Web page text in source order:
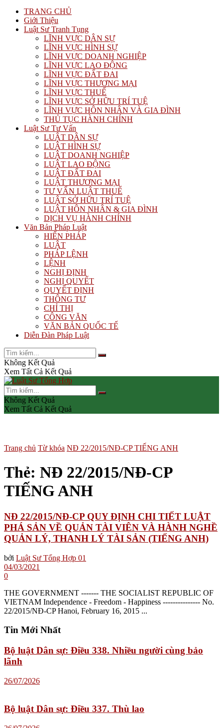
TRANG CHỦ
Giới Thiệu
Luật Sư Tranh Tụng
LĨNH VỰC DÂN SỰ
LĨNH VỰC HÌNH SỰ
LĨNH VỰC DOANH NGHIỆP
LĨNH VỰC LAO ĐỘNG
LĨNH VỰC ĐẤT ĐAI
LĨNH VỰC THƯƠNG MẠI
LĨNH VỰC THUẾ
LĨNH VỰC SỞ HỮU TRÍ TUỆ
LĨNH VỰC HÔN NHÂN VÀ GIA ĐÌNH
THỦ TỤC HÀNH CHÍNH
Luật Sư Tư Vấn
LUẬT DÂN SỰ
LUẬT HÌNH SỰ
LUẬT DOANH NGHIỆP
LUẬT LAO ĐỘNG
LUẬT ĐẤT ĐAI
LUẬT THƯƠNG MẠI
TƯ VẤN LUẬT THUẾ
LUẬT SỞ HỮU TRÍ TUỆ
LUẬT HÔN NHÂN & GIA ĐÌNH
DỊCH VỤ HÀNH CHÍNH
Văn Bản Pháp Luật
HIẾN PHÁP
LUẬT
PHÁP LỆNH
LỆNH
NGHỊ ĐỊNH
NGHỊ QUYẾT
QUYẾT ĐỊNH
THÔNG TƯ
CHỈ THỊ
CÔNG VĂN
VĂN BẢN QUỐC TẾ
Diễn Đàn Pháp Luật
Không Kết Quả
Xem Tất Cả Kết Quả
Không Kết Quả
Xem Tất Cả Kết Quả
Trang chủ Từ khóa NĐ 22/2015/NĐ-CP TIẾNG ANH
Thẻ: NĐ 22/2015/NĐ-CP
TIẾNG ANH
NĐ 22/2015/NĐ-CP QUY ĐỊNH CHI TIẾT LUẬT
PHÁ SẢN VỀ QUẢN TÀI VIÊN VÀ HÀNH NGHỀ
QUẢN LÝ, THANH LÝ TÀI SẢN (TIẾNG ANH)
bởi Luật Sư Tổng Hợp 01
04/03/2021
0
THE GOVERNMENT ------- THE SOCIALIST REPUBLIC OF
VIETNAM Independence - Freedom - Happiness --------------- No.
22/2015/NĐ-CP Hanoi, February 16, 2015 ...
Tin Mới Nhất
Bộ luật Dân sự: Điều 338. Nhiều người cùng bảo
lãnh
26/07/2026
Bộ luật Dân sự: Điều 337. Thù lao